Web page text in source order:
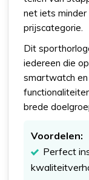
net iets minder
prijscategorie.
Dit
iedereen die
smartwatch
brede
Voordelen:
Perfect